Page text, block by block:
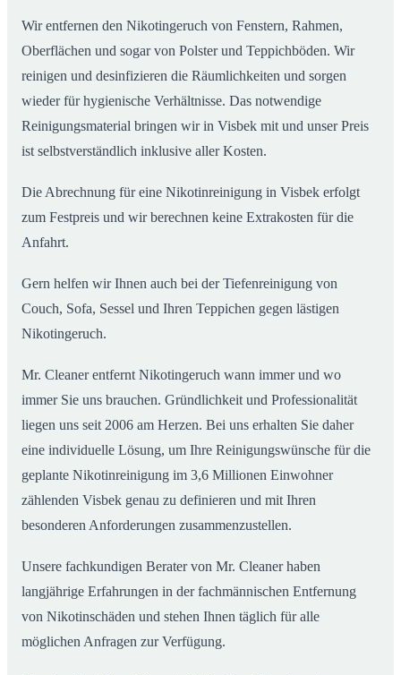
Wir entfernen den Nikotingeruch von Fenstern, Rahmen,
Oberflächen und sogar von Polster und Teppichböden. Wir
reinigen und desinfizieren die Räumlichkeiten und sorgen
wieder für hygienische Verhältnisse. Das notwendige
Reinigungsmaterial bringen wir in Visbek mit und unser Preis
ist selbstverständlich inklusive aller Kosten.
Die Abrechnung für eine Nikotinreinigung in Visbek erfolgt
zum Festpreis und wir berechnen keine Extrakosten für die
Anfahrt.
Gern helfen wir Ihnen auch bei der Tiefenreinigung von
Couch, Sofa, Sessel und Ihren Teppichen gegen lästigen
Nikotingeruch.
Mr. Cleaner entfernt Nikotingeruch wann immer und wo
immer Sie uns brauchen. Gründlichkeit und Professionalität
liegen uns seit 2006 am Herzen. Bei uns erhalten Sie daher
eine individuelle Lösung, um Ihre Reinigungswünsche für die
geplante Nikotinreinigung im 3,6 Millionen Einwohner
zählenden Visbek genau zu definieren und mit Ihren
besonderen Anforderungen zusammenzustellen.
Unsere fachkundigen Berater von Mr. Cleaner haben
langjährige Erfahrungen in der fachmännischen Entfernung
von Nikotinschäden und stehen Ihnen täglich für alle
möglichen Anfragen zur Verfügung.